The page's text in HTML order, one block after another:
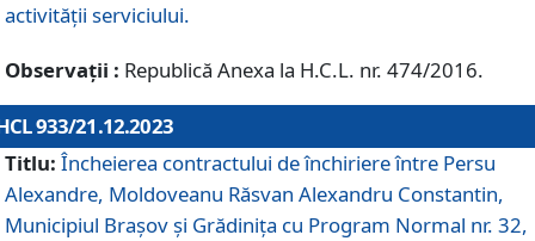
activităţii serviciului.
Observații : Republică Anexa la H.C.L. nr. 474/2016.
933/21.12.2023
Titlu: Încheierea contractului de închiriere între Persu
Alexandre, Moldoveanu Răsvan Alexandru Constantin,
Municipiul Braşov şi Grădinița cu Program Normal nr. 32,